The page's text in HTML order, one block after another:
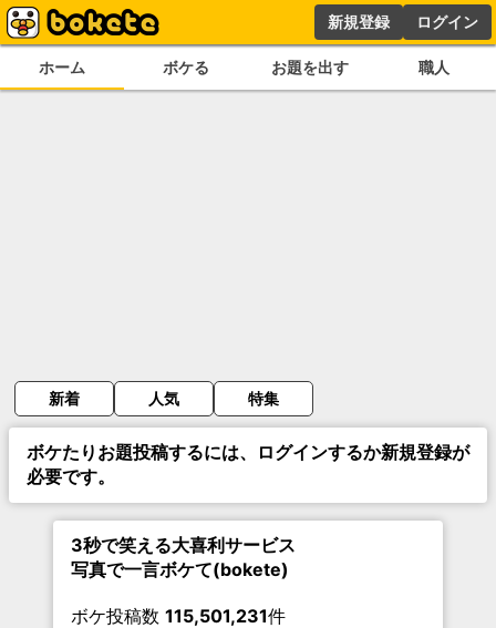
新規登録 ログイン
ホーム ボケる お題を出す 職人
新着 人気 特集
ボケたりお題投稿するには、ログインするか新規登録が
必要です。
3秒で笑える大喜利サービス
写真で一言ボケて(bokete)
ボケ投稿数 115,501,231件